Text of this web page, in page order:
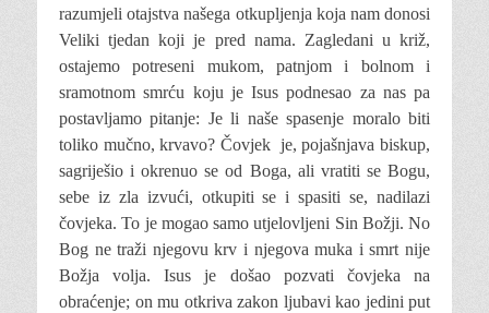
razumjeli otajstva našega otkupljenja koja nam donosi
Veliki tjedan koji je pred nama. Zagledani u križ,
ostajemo potreseni mukom, patnjom i bolnom i
sramotnom smrću koju je Isus podnesao za nas pa
postavljamo pitanje: Je li naše spasenje moralo biti
toliko mučno, krvavo? Čovjek je, pojašnjava biskup,
sagriješio i okrenuo se od Boga, ali vratiti se Bogu,
sebe iz zla izvući, otkupiti se i spasiti se, nadilazi
čovjeka. To je mogao samo utjelovljeni Sin Božji. No
Bog ne traži njegovu krv i njegova muka i smrt nije
Božja volja. Isus je došao pozvati čovjeka na
obraćenje; on mu otkriva zakon ljubavi kao jedini put